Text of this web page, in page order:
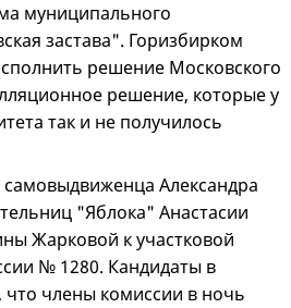
муниципального
застава". Горизбирком
решение Московского
решение, которые у
так и не получилось
самовыдвиженца Александра
"Яблока" Анастасии
Жарковой к участковой
№ 1280. Кандидаты в
что члены комиссии в ночь